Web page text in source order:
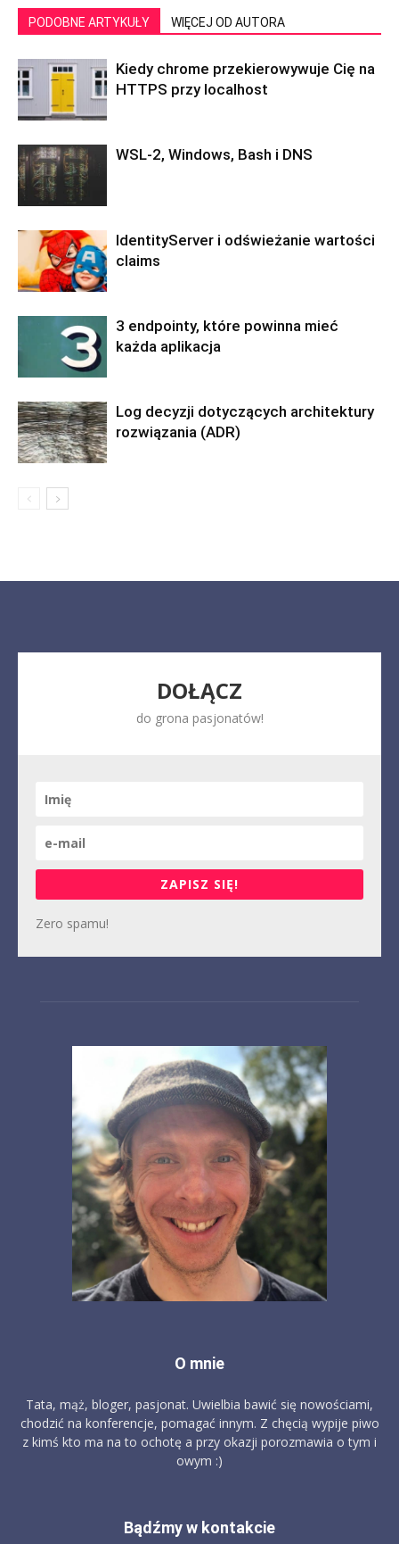
PODOBNE ARTYKUŁY WIĘCEJ OD AUTORA
Kiedy chrome przekierowywuje Cię na
HTTPS przy localhost
WSL-2, Windows, Bash i DNS
IdentityServer i odświeżanie wartości
claims
3 endpointy, które powinna mieć
każda aplikacja
Log decyzji dotyczących architektury
rozwiązania (ADR)
DOŁĄCZ
do grona pasjonatów!
ZAPISZ SIĘ!
Zero spamu!
O mnie
Tata, mąż, bloger, pasjonat. Uwielbia bawić się nowościami,
chodzić na konferencje, pomagać innym. Z chęcią wypije piwo
z kimś kto ma na to ochotę a przy okazji porozmawia o tym i
owym :)
Bądźmy w kontakcie